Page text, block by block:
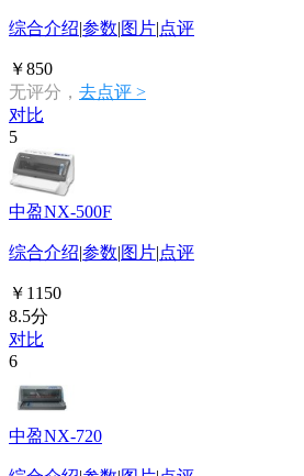
综合介绍|参数|图片|点评
￥850
无评分， 去点评 >
对比
5
中盈NX-500F
综合介绍|参数|图片|点评
￥1150
8.5分
对比
6
中盈NX-720